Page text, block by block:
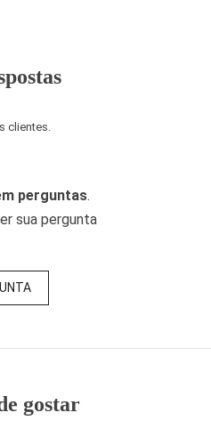
clientes.
perguntas.
sua pergunta
gostar